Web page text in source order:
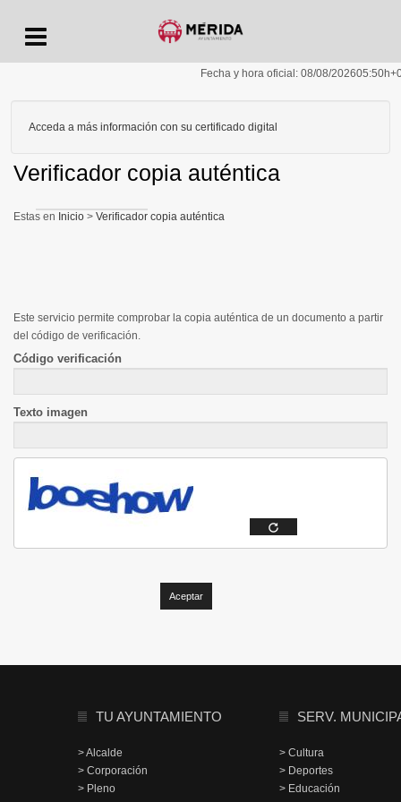
Fecha y hora oficial: 08/08/202605:50h
Acceda a más información con su certificado digital
Inicio > Verificador copia auténtica
Verificador copia auténtica
Este servicio permite comprobar la copia auténtica de un documento a partir
del código de verificación.
Código verificación
Texto imagen
TU AYUNTAMIENTO
> Alcalde
> Corporación
> Pleno
SERV.
> Cultura
> Deportes
> Educación